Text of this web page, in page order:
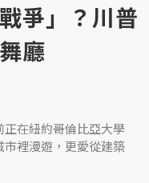
爭」？川普
廳
在紐約哥倫比亞大學
裡漫遊，更愛從建築